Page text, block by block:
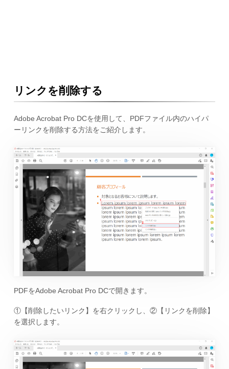
リンクを削除する
Adobe Acrobat Pro DCを使用して、PDFファイル内のハイパ
ーリンクを削除する方法をご紹介します。
PDFをAdobe Acrobat Pro DCで開きます。
①【削除したいリンク】を右クリックし、②【リンクを削除】
を選択します。